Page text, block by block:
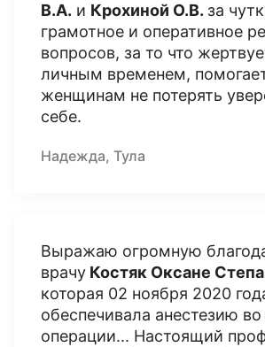
В.А. и Крохиной О.В. за
грамотное и оперативное
вопросов, за то что
личным временем,
женщинам не потерять
себе.
Надежда, Тула
Выражаю огромную
врачу Костяк Оксане
которая 02 ноября 2020
обеспечивала анестезию
операции... Настоящий